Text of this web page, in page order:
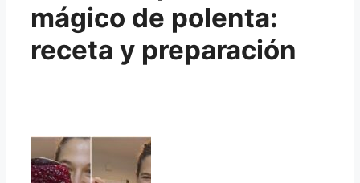
mágico de polenta:
receta y preparación